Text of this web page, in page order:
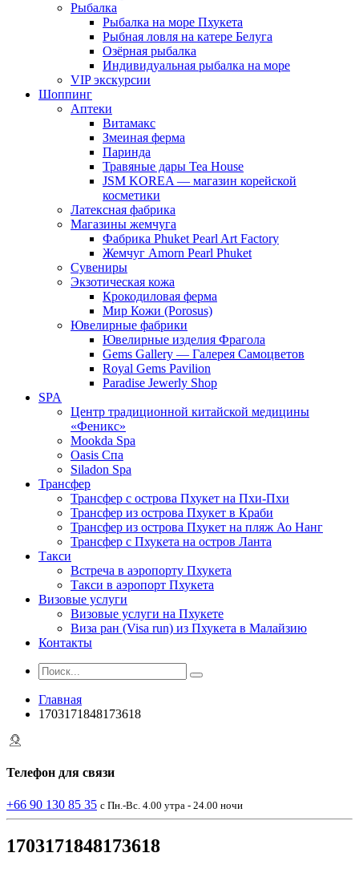
Рыбалка
Рыбалка на море Пхукета
Рыбная ловля на катере Белуга
Озёрная рыбалка
Индивидуальная рыбалка на море
VIP экскурсии
Шоппинг
Аптеки
Витамакс
Змеиная ферма
Паринда
Травяные дары Tea House
JSM KOREA — магазин корейской
косметики
Латексная фабрика
Магазины жемчуга
Фабрика Phuket Pearl Art Factory
Жемчуг Amorn Pearl Phuket
Сувениры
Экзотическая кожа
Крокодиловая ферма
Мир Кожи (Porosus)
Ювелирные фабрики
Ювелирные изделия Фрагола
Gems Gallery — Галерея Самоцветов
Royal Gems Pavilion
Paradise Jewerly Shop
SPA
Центр традиционной китайской медицины
«Феникс»
Mookda Spa
Oasis Спа
Siladon Spa
Трансфер
Трансфер с острова Пхукет на Пхи-Пхи
Трансфер из острова Пхукет в Краби
Трансфер из острова Пхукет на пляж Ао Нанг
Трансфер с Пхукета на остров Ланта
Такси
Встреча в аэропорту Пхукета
Такси в аэропорт Пхукета
Визовые услуги
Визовые услуги на Пхукете
Виза ран (Visa run) из Пхукета в Малайзию
Контакты
Главная
1703171848173618
Телефон для связи
+66 90 130 85 35 с Пн.-Вс. 4.00 утра - 24.00 ночи
1703171848173618